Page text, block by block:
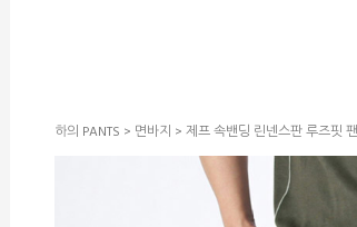
하의 PANTS > 면바지 > 제프 속밴딩 린넨스판 루즈핏